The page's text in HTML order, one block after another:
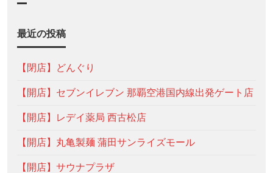
最近の投稿
【閉店】どんぐり
【開店】セブンイレブン 那覇空港国内線出発ゲート店
【開店】レデイ薬局 西古松店
【開店】丸亀製麺 蒲田サンライズモール
【開店】サウナプラザ